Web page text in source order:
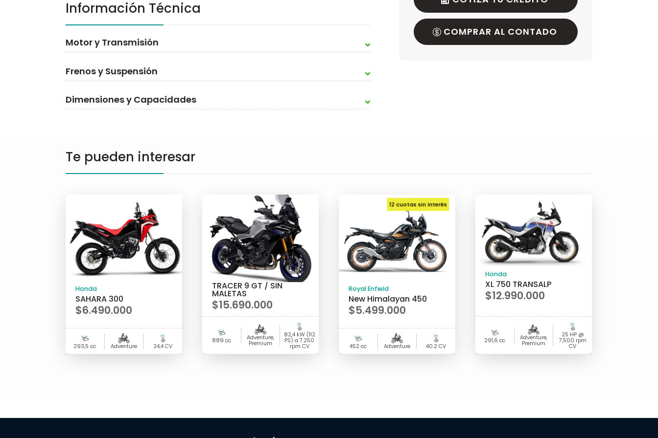
Información Técnica
Motor y Transmisión
Frenos y Suspensión
Dimensiones y Capacidades
COMPRAR AL CONTADO
Te pueden interesar
Honda
SAHARA 300
$6.490.000
293,5 cc Adventure 24,4 CV
TRACER 9 GT / SIN
MALETAS
$15.690.000
889 cc Adventure,
Premium
82,4 kW (112
PS) a 7.250
rpm CV
12 cuotas sin interés
Royal Enfield
New Himalayan 450
$5.499.000
452 cc Adventure 40.2 CV
Honda
XL 750 TRANSALP
$12.990.000
291,6 cc Adventure,
Premium
25 HP @
7,500 rpm
CV